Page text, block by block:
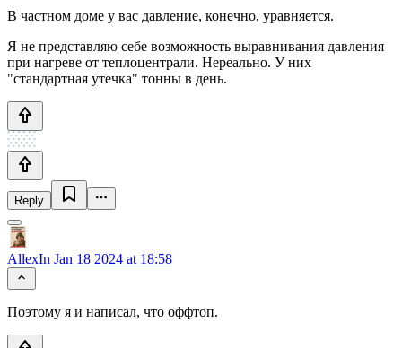
В частном доме у вас давление, конечно, уравняется.
Я не представляю себе возможность выравнивания давления
при нагреве от теплоцентрали. Нереально. У них
"стандартная утечка" тонны в день.
Reply
AllexIn Jan 18 2024 at 18:58
Поэтому я и написал, что оффтоп.